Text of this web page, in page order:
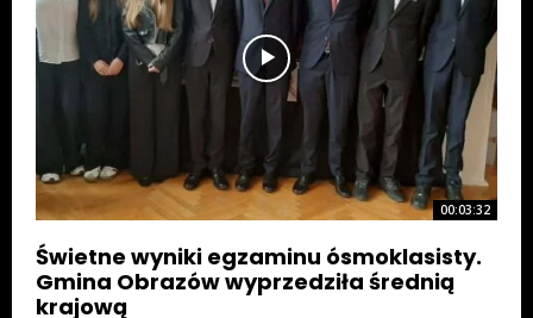
00:03:32
Świetne wyniki egzaminu ósmoklasisty.
Gmina Obrazów wyprzedziła średnią
krajową